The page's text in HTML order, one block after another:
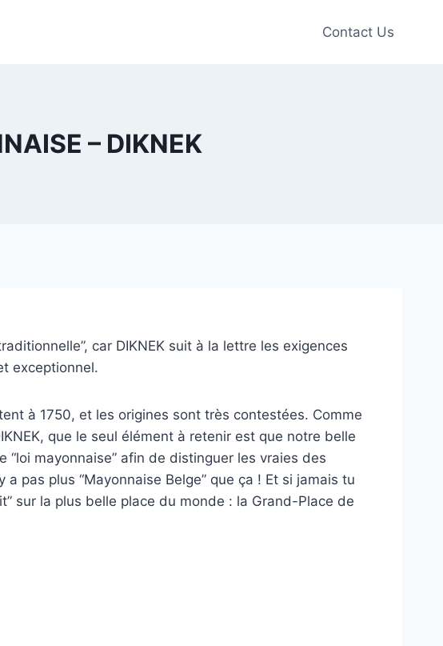
Contact Us
– DIKNEK
car DIKNEK suit à la lettre les exigences
exceptionnel.
à 1750, et les origines sont très contestées. Comme
que le seul élément à retenir est que notre belle
mayonnaise” afin de distinguer les vraies des
pas plus “Mayonnaise Belge” que ça ! Et si jamais tu
sur la plus belle place du monde : la Grand-Place de